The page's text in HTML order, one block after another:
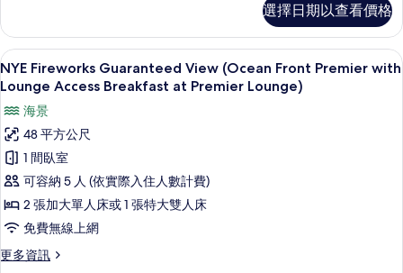
片
客
房
的
詳
選擇日期以查看價格
顯
示
NYE
Fireworks
Guaranteed
View
(Ocean
Front
Premier
with
客房內保險箱、書桌、免費無線上網、
13
NYE Fireworks Guaranteed View (Ocean Front Premier with
Lounge Access Breakfast at Premier Lounge)
海景
48 平方公尺
1 間臥室
可容納 5 人 (依實際入住人數計費)
2 張加大單人床或 1 張特大雙人床
免費無線上網
更多資訊
更